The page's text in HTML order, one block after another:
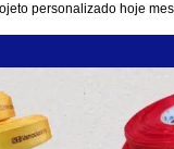
personalizado hoje